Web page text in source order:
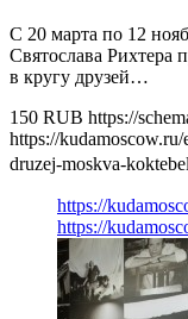
С 20 марта по 12
Святослава Рихтера
в кругу друзей…
150 RUB https://
https://
druzej-moskva-
https://
https://